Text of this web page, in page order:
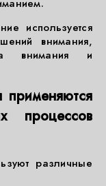
используется
внимания,
внимания и
применяются
процессов
различные